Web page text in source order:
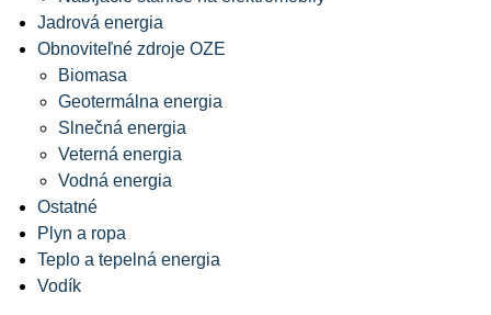
Jadrová energia
Obnoviteľné zdroje OZE
Biomasa
Geotermálna energia
Slnečná energia
Veterná energia
Vodná energia
Ostatné
Plyn a ropa
Teplo a tepelná energia
Vodík